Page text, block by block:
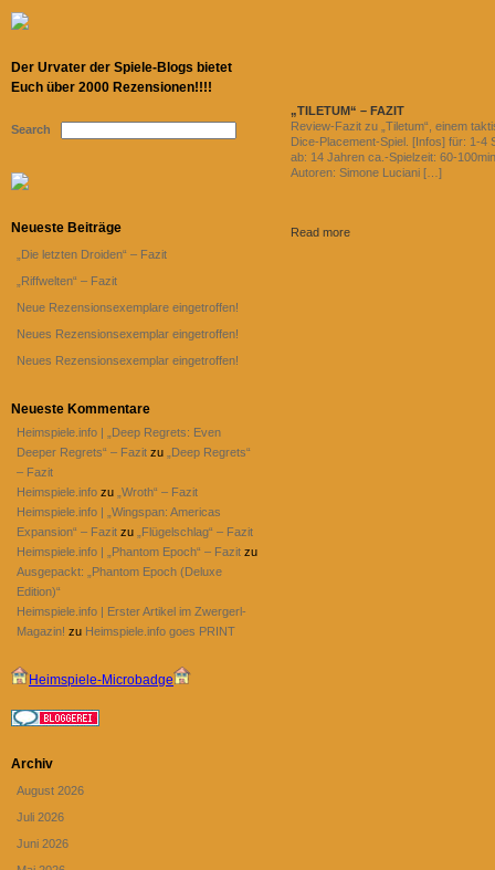
„TILETUM“ – FAZIT
Review-Fazit zu „Tiletum“, einem
Dice-Placement-Spiel. [Infos] für: 1-4
ab: 14 Jahren ca.-Spielzeit: 60-
Autoren: Simone Luciani […]
Read more
Der Urvater der Spiele-Blogs bietet
Euch über 2000 Rezensionen!!!!
Search
Neueste Beiträge
„Die letzten Droiden“ – Fazit
„Riffwelten“ – Fazit
Neue Rezensionsexemplare eingetroffen!
Neues Rezensionsexemplar eingetroffen!
Neues Rezensionsexemplar eingetroffen!
Neueste Kommentare
Heimspiele.info | „Deep Regrets: Even
Deeper Regrets“ – Fazit zu
„Deep Regrets“
– Fazit
Heimspiele.info zu „Wroth“ – Fazit
Heimspiele.info | „Wingspan: Americas
Expansion“ – Fazit zu
„Flügelschlag“ – Fazit
Heimspiele.info | „Phantom Epoch“ – Fazit zu
Ausgepackt: „Phantom Epoch (Deluxe
Edition)“
Heimspiele.info | Erster Artikel im Zwergerl-
Magazin! zu Heimspiele.info goes PRINT
Heimspiele-Microbadge
Archiv
August 2026
Juli 2026
Juni 2026